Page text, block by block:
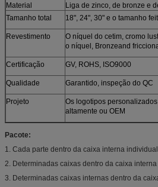
Material
Liga de zinco, de bronze e
Tamanho total
18", 24", 30" e o tamanho
Revestimento
O níquel do cetim, cromo
o níquel, Bronzeand
Certificação GV, ROHS, ISO9000
Qualidade Garantido, inspeção do QC
Projeto
Os logotipos
altamente ou OEM
Pacote:
1. Cada parte dentro da caixa interna
2. Determinadas caixas dentro da caixa interna
3. Determinadas caixas internas dentro da